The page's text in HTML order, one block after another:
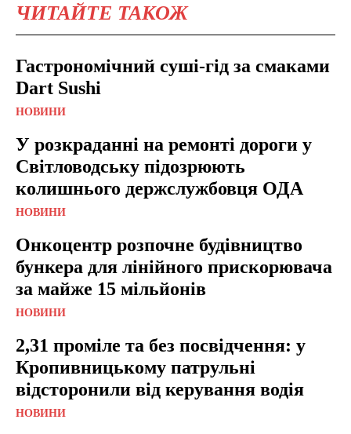
ЧИТАЙТЕ ТАКОЖ
Гастрономічний суші-гід за смаками
Dart Sushi
НОВИНИ
У розкраданні на ремонті дороги у
Світловодську підозрюють
колишнього держслужбовця ОДА
НОВИНИ
Онкоцентр розпочне будівництво
бункера для лінійного прискорювача
за майже 15 мільйонів
НОВИНИ
2,31 проміле та без посвідчення: у
Кропивницькому патрульні
відсторонили від керування водія
НОВИНИ